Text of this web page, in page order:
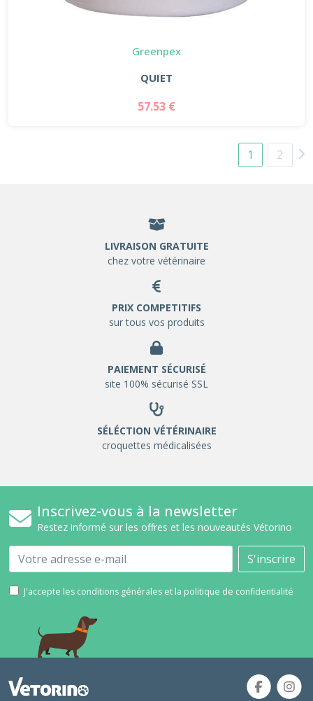
Greenpex
QUIET
57.53 €
1 2
LIVRAISON GRATUITE
chez votre vétérinaire
PRIX COMPETITIFS
sur tous vos produits
PAIEMENT SÉCURISÉ
site 100% sécurisé SSL
SÉLÉCTION VÉTÉRINAIRE
croquettes médicalisées
Inscrivez-vous à la newsletter
Restez informé sur les offres et les nouveautés Vétorino
Email S'inscrire
J'accepte les conditions générales et la politique de confidentialité